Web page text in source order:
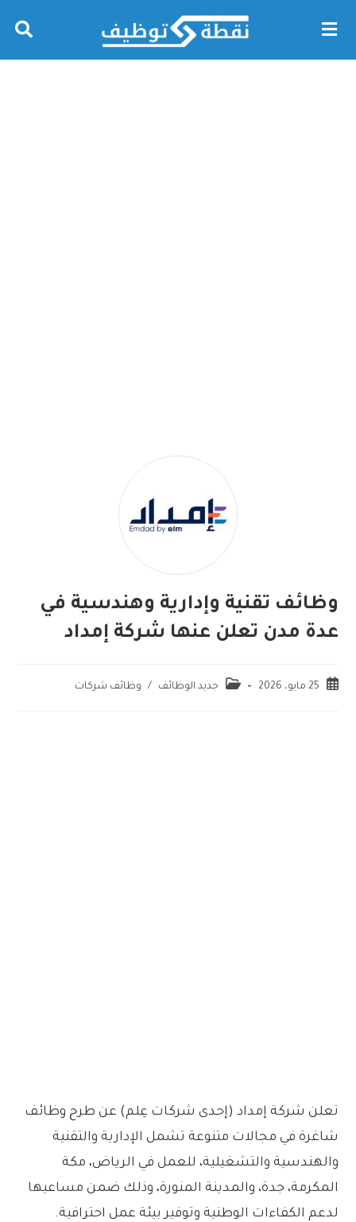
وظائف تقنية وإدارية وهندسية في
عدة مدن تعلن عنها شركة إمداد
25 مايو، 2026 جديد الوظائف / وظائف شركات
تعلن شركة إمداد (إحدى شركات عِلم) عن طرح وظائف
شاغرة في مجالات متنوعة تشمل الإدارية والتقنية
والهندسية والتشغيلية، للعمل في الرياض، مكة
المكرمة، جدة، والمدينة المنورة، وذلك ضمن مساعيها
لدعم الكفاءات الوطنية وتوفير بيئة عمل احترافية.